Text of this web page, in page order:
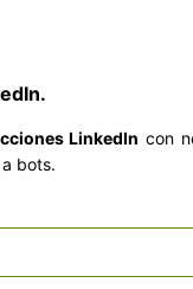
LinkedIn con
bots.